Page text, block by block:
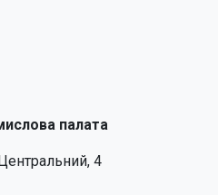
палата
4